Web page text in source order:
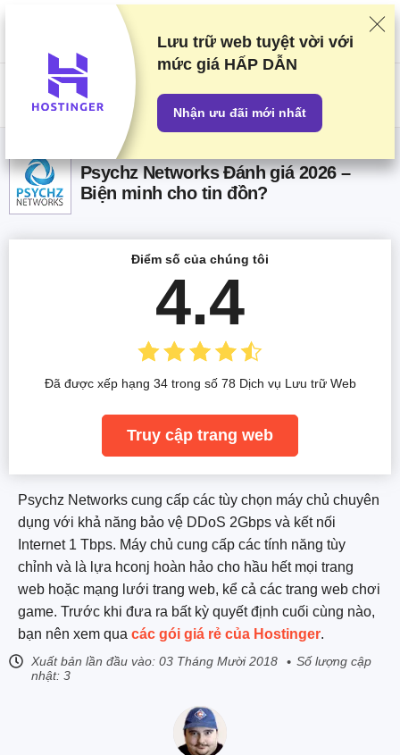
Chúng tôi xếp hạng các nhà cung cấp dựa trên thử nghiệm và nghiên
cứu khắt khe, nhưng cũng cân nhắc phản hồi của bạn và các thỏa thuận
thương mại của chúng tôi với các nhà cung cấp. Trang này chứa các
đường dẫn liên kết.
Tiết lộ Quảng cáo
US$
Psychz Networks Đánh giá 2026 –
Biện minh cho tin đồn?
Psychz Networks cung cấp các tùy chọn máy chủ chuyên
dụng với khả năng bảo vệ DDoS 2Gbps và kết nối
Internet 1 Tbps. Máy chủ cung cấp các tính năng tùy
chỉnh và là lựa hconj hoàn hảo cho hầu hết mọi trang
web hoặc mạng lưới trang web, kể cả các trang web chơi
game. Trước khi đưa ra bất kỳ quyết định cuối cùng nào,
bạn nên xem qua các gói giá rẻ của Hostinger.
Xuất bản lần đầu vào: 03 Tháng Mười 2018
Số lượng cập
nhật: 3
Điểm số của chúng tôi
4.4
Đã được xếp hạng 34 trong số 78 Dịch vụ Lưu trữ Web
Truy cập trang web
Lưu trữ web tuyệt vời với
mức giá HẤP DẪN
Nhận ưu đãi mới nhất